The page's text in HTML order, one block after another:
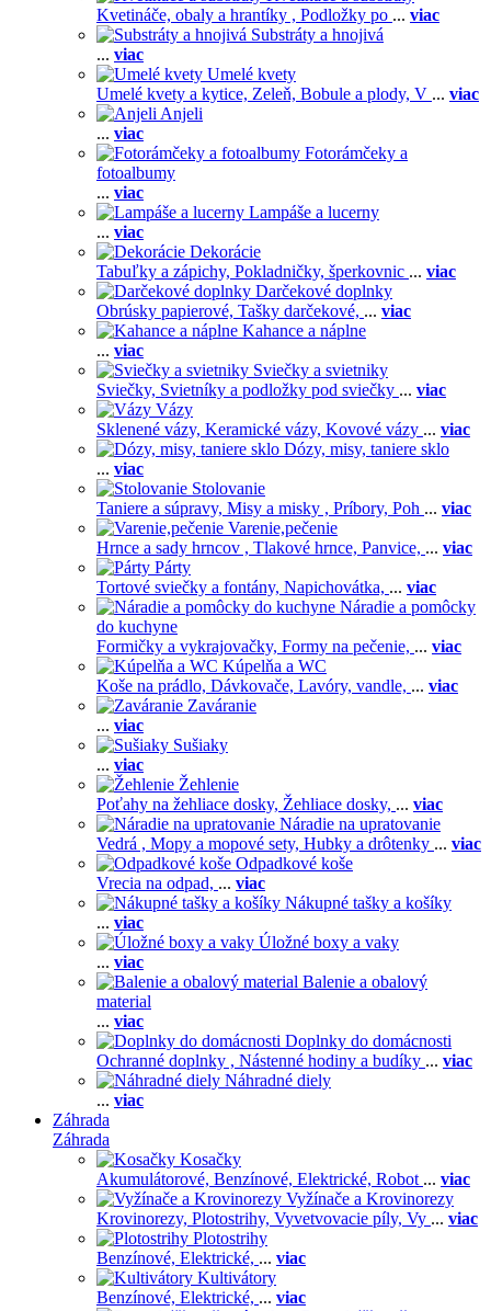
Kvetináče, obaly a hrantíky , Podložky po ... viac
Substráty a hnojivá
... viac
Umelé kvety
Umelé kvety a kytice, Zeleň, Bobule a plody, V ... viac
Anjeli
... viac
Fotorámčeky a
fotoalbumy
... viac
Lampáše a lucerny
... viac
Dekorácie
Tabuľky a zápichy, Pokladničky, šperkovnic ... viac
Darčekové doplnky
Obrúsky papierové, Tašky darčekové, ... viac
Kahance a náplne
... viac
Sviečky a svietniky
Sviečky, Svietníky a podložky pod sviečky ... viac
Vázy
Sklenené vázy, Keramické vázy, Kovové vázy ... viac
Dózy, misy, taniere sklo
... viac
Stolovanie
Taniere a súpravy, Misy a misky , Príbory, Poh ... viac
Varenie,pečenie
Hrnce a sady hrncov , Tlakové hrnce, Panvice, ... viac
Párty
Tortové sviečky a fontány, Napichovátka, ... viac
Náradie a pomôcky
do kuchyne
Formičky a vykrajovačky, Formy na pečenie, ... viac
Kúpelňa a WC
Koše na prádlo, Dávkovače, Lavóry, vandle, ... viac
Zaváranie
... viac
Sušiaky
... viac
Žehlenie
Poťahy na žehliace dosky, Žehliace dosky, ... viac
Náradie na upratovanie
Vedrá , Mopy a mopové sety, Hubky a drôtenky ... viac
Odpadkové koše
Vrecia na odpad, ... viac
Nákupné tašky a košíky
... viac
Úložné boxy a vaky
... viac
Balenie a obalový
material
... viac
Doplnky do domácnosti
Ochranné doplnky , Nástenné hodiny a budíky ... viac
Náhradné diely
... viac
Záhrada
Záhrada
Kosačky
Akumulátorové, Benzínové, Elektrické, Robot ... viac
Vyžínače a Krovinorezy
Krovinorezy, Plotostrihy, Vyvetvovacie píly, Vy ... viac
Plotostrihy
Benzínové, Elektrické, ... viac
Kultivátory
Benzínové, Elektrické, ... viac